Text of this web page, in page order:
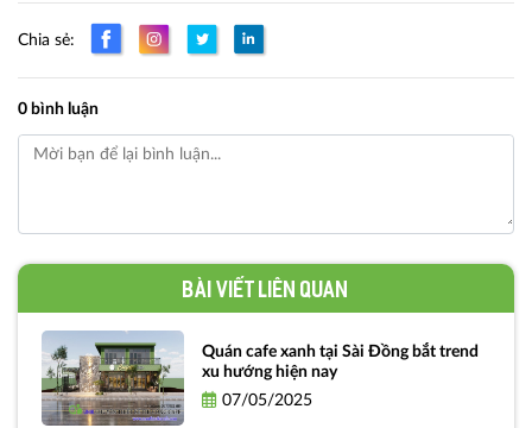
Chia sẻ:
0 bình luận
Bài viết liên quan
Quán cafe xanh tại Sài Đồng bắt trend
xu hướng hiện nay
07/05/2025